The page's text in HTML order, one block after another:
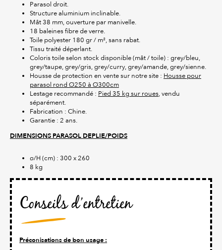
Parasol droit.
Structure aluminium inclinable.
Mât 38 mm, ouverture par manivelle.
18 baleines fibre de verre.
Toile polyester 180 gr / m², sans rabat.
Tissu traité déperlant.
Coloris toile selon stock disponible (mât / toile) : grey/bleu,
grey/taupe, grey/gris, grey/curry, grey/amande, grey/sienne.
Housse de protection en vente sur notre site : Housse pour
parasol rond Ø250 à Ø300cm
Lestage recommandé : Pied 35 kg sur roues, vendu
séparément.
Fabrication : Chine.
Garantie : 2 ans.
DIMENSIONS PARASOL DEPLIE/POIDS
ø/H (cm) : 300 x 260
8 kg
Conseils d’entretien
Préconisations de bon usage :